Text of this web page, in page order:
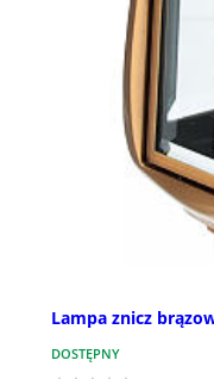
Lampa znicz
DOSTĘPNY